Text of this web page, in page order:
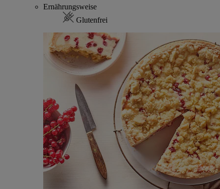
Ernährungsweise
Glutenfrei